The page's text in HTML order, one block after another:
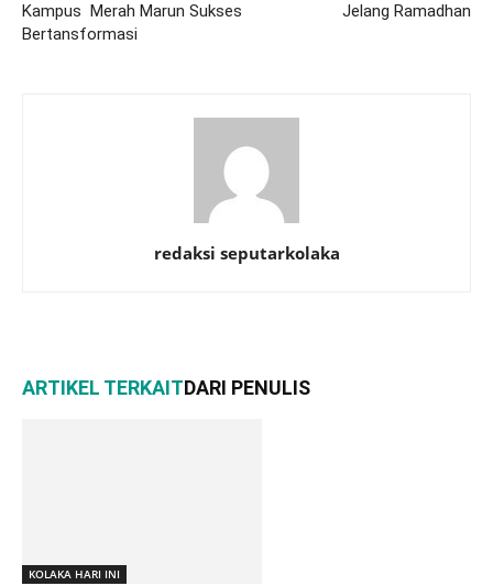
Kampus Merah Marun Sukses
Bertansformasi
Jelang Ramadhan
redaksi seputarkolaka
ARTIKEL TERKAITDARI PENULIS
KOLAKA HARI INI